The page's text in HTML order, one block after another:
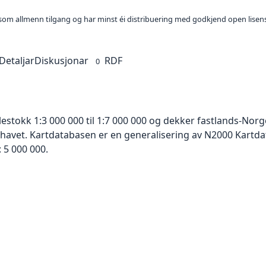
allmenn tilgang og har minst éi distribuering med godkjend open
Diskusjonar 0 RDF
1:3 000 000 til 1:7 000 000 og dekker fastlands-
Kartdatabasen er en generalisering av N2000
000 000.